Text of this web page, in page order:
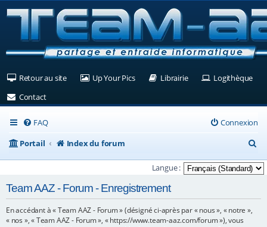
Retour au site(Ouvre un nouvel onglet)
Up Your Pics(Ouvre un nouvel onglet)
Librairie(Ouvre un nouvel
Logithèque
Contact(Ouvre un nouvel onglet)
FAQ
Connexion
Portail
Index du forum
e
c
Langue :
Team AAZ - Forum - Enregistrement
En accédant à « Team AAZ - Forum » (désigné ci-après par « nous », « notre »,
« nos », « Team AAZ - Forum », « https://www.team-aaz.com/forum »), vous